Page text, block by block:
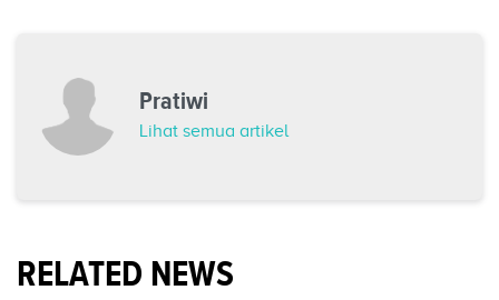
Pratiwi
Lihat semua artikel
RELATED NEWS